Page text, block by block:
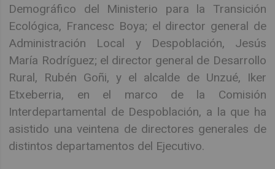
Demográfico del Ministerio para la Transición
Ecológica, Francesc Boya; el director general de
Administración Local y Despoblación, Jesús
María Rodríguez; el director general de Desarrollo
Rural, Rubén Goñi, y el alcalde de Unzué, Iker
Etxeberria, en el marco de la Comisión
Interdepartamental de Despoblación, a la que ha
asistido una veintena de directores generales de
distintos departamentos del Ejecutivo.